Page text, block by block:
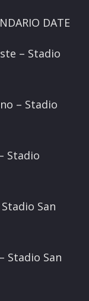
DATE
– Stadio
– Stadio
Stadio
San
Stadio San